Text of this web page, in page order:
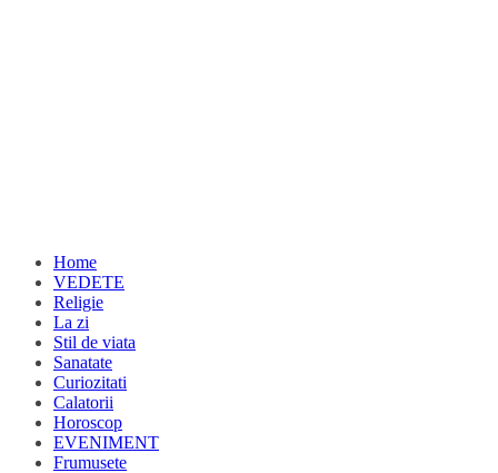
Home
VEDETE
Religie
La zi
Stil de viata
Sanatate
Curiozitati
Calatorii
Horoscop
EVENIMENT
Frumusete